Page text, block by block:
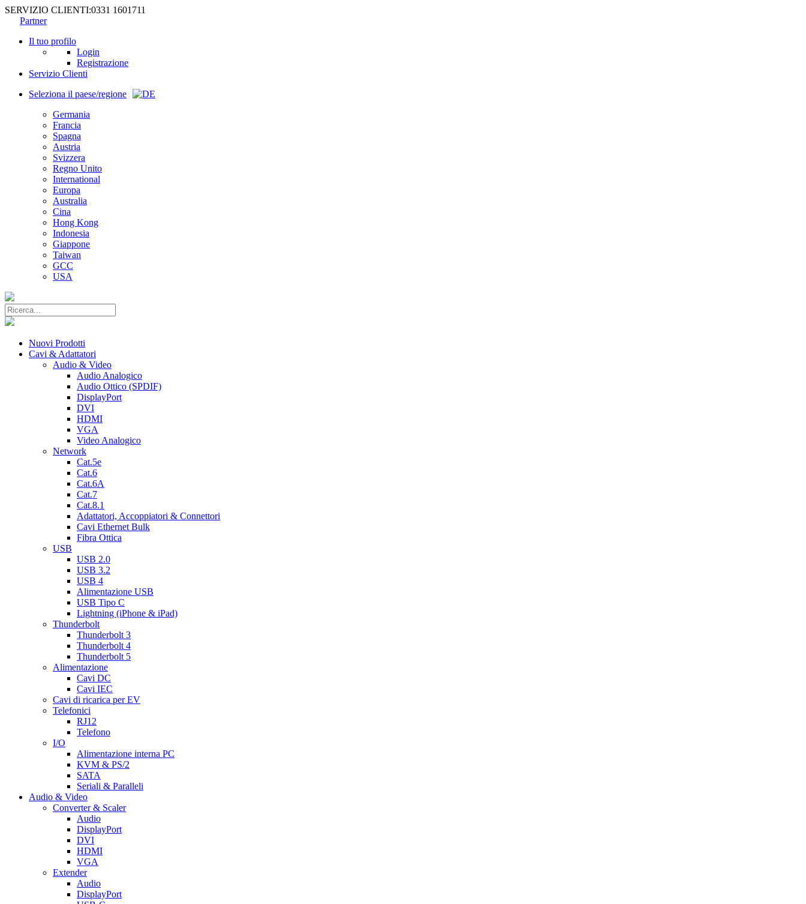
SERVIZIO CLIENTI:0331 1601711
Partner
Il tuo profilo
Login
Registrazione
Servizio Clienti
Seleziona il paese/regione
Germania
Francia
Spagna
Austria
Svizzera
Regno Unito
International
Europa
Australia
Cina
Hong Kong
Indonesia
Giappone
Taiwan
GCC
USA
Nuovi Prodotti
Cavi & Adattatori
Audio & Video
Audio Analogico
Audio Ottico (SPDIF)
DisplayPort
DVI
HDMI
VGA
Video Analogico
Network
Cat.5e
Cat.6
Cat.6A
Cat.7
Cat.8.1
Adattatori, Accoppiatori & Connettori
Cavi Ethernet Bulk
Fibra Ottica
USB
USB 2.0
USB 3.2
USB 4
Alimentazione USB
USB Tipo C
Lightning (iPhone & iPad)
Thunderbolt
Thunderbolt 3
Thunderbolt 4
Thunderbolt 5
Alimentazione
Cavi DC
Cavi IEC
Cavi di ricarica per EV
Telefonici
RJ12
Telefono
I/O
Alimentazione interna PC
KVM & PS/2
SATA
Seriali & Paralleli
Audio & Video
Converter & Scaler
Audio
DisplayPort
DVI
HDMI
VGA
Extender
Audio
DisplayPort